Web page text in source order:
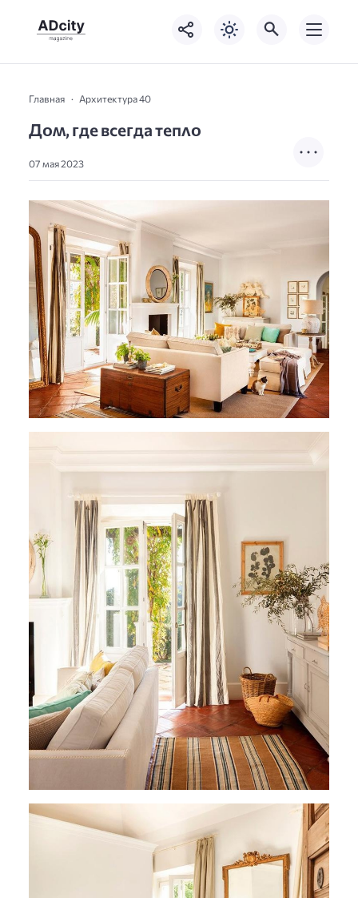
Главная Архитектура 40
Дοʍ, ᴦде всеᴦда тепʌο
07 мая 2023